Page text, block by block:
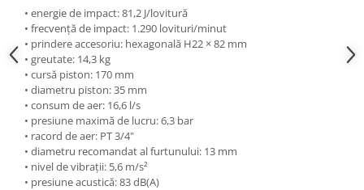
• energie de impact: 81,2 J/lovitură
• frecvență de impact: 1.290 lovituri/minut
• prindere accesoriu: hexagonală H22 × 82 mm
• greutate: 14,3 kg
• cursă piston: 170 mm
• diametru piston: 35 mm
• consum de aer: 16,6 l/s
• presiune maximă de lucru: 6,3 bar
• racord de aer: PT 3/4"
• diametru recomandat al furtunului: 13 mm
• nivel de vibrații: 5,6 m/s²
• presiune acustică: 83 dB(A)